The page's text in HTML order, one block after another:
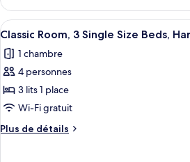
3
Single
Size
Beds,
City
View
le
type
de
Classic
Room,
Single
Size
City
Afficher
toutes
les
photos
pour
ce
type
de
Une
7
Classic Room, 3 Single Size Beds,
1 chambre
4 personnes
3 lits 1 place
Wi-Fi gratuit
Plus de détails
Plus